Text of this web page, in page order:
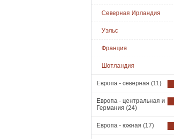
Северная Ирландия
Уэльс
Франция
Шотландия
Европа - северная (11)
Европа - центральная и
Германия (24)
Европа - южная (17)